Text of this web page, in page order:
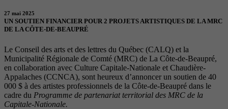
27 mai 2025
UN SOUTIEN FINANCIER POUR 2 PROJETS ARTISTIQUES DE LA MRC
DE LA CÔTE-DE-BEAUPRÉ
Le Conseil des arts et des lettres du Québec (CALQ) et la
Municipalité Régionale de Comté (MRC) de La Côte-de-Beaupré,
en collaboration avec Culture Capitale-Nationale et Chaudière-
Appalaches (CCNCA), sont heureux d’annoncer un soutien de 40
000 $ à des artistes professionnels de la Côte-de-Beaupré dans le
cadre du Programme de partenariat territorial des MRC de la
Capitale-Nationale.